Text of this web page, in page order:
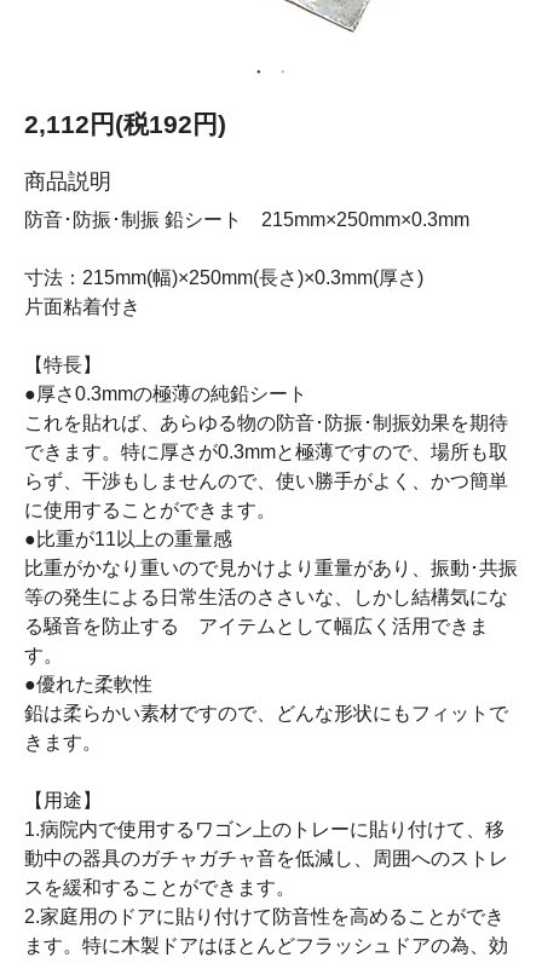
2,112円(税192円)
商品説明
防音･防振･制振 鉛シート 215mm×250mm×0.3mm
寸法：215mm(幅)×250mm(長さ)×0.3mm(厚さ)
片面粘着付き
【特長】
●厚さ0.3mmの極薄の純鉛シート
これを貼れば、あらゆる物の防音･防振･制振効果を期待
できます。特に厚さが0.3mmと極薄ですので、場所も取
らず、干渉もしませんので、使い勝手がよく、かつ簡単
に使用することができます。
●比重が11以上の重量感
比重がかなり重いので見かけより重量があり、振動･共振
等の発生による日常生活のささいな、しかし結構気にな
る騒音を防止する アイテムとして幅広く活用できま
す。
●優れた柔軟性
鉛は柔らかい素材ですので、どんな形状にもフィットで
きます。
【用途】
1.病院内で使用するワゴン上のトレーに貼り付けて、移
動中の器具のガチャガチャ音を低減し、周囲へのストレ
スを緩和することができます。
2.家庭用のドアに貼り付けて防音性を高めることができ
ます。特に木製ドアはほとんどフラッシュドアの為、効